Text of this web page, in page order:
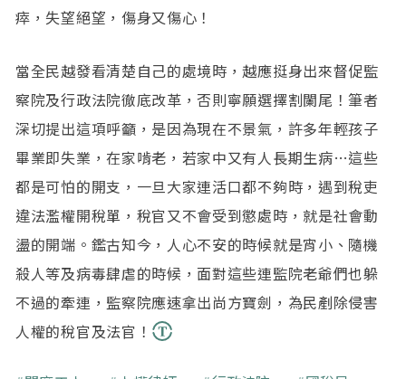
瘁，失望絕望，傷身又傷心！
當全民越發看清楚自己的處境時，越應挺身出來督促監
察院及行政法院徹底改革，否則寧願選擇割闌尾！筆者
深切提出這項呼籲，是因為現在不景氣，許多年輕孩子
畢業即失業，在家啃老，若家中又有人長期生病…這些
都是可怕的開支，一旦大家連活口都不夠時，遇到稅吏
違法濫權開稅單，稅官又不會受到懲處時，就是社會動
盪的開端。鑑古知今，人心不安的時候就是宵小、隨機
殺人等及病毒肆虐的時候，面對這些連監院老爺們也躲
不過的牽連，監察院應速拿出尚方寶劍，為民剷除侵害
人權的稅官及法官！